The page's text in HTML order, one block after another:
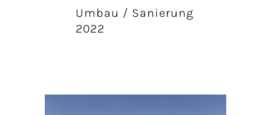
Umbau / Sanierung
2022